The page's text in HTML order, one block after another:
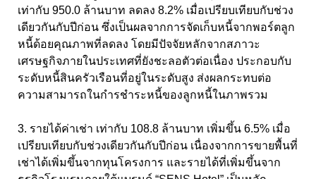
เท่ากับ 950.0 ล้านบาท ลดลง 8.2% เมื่อเปรียบเทียบกับช่วง
เดียวกันกับปีก่อน ซึ่งเป็นผลจากการจัดเก็บหนี้จากพอร์ตลูก
หนี้ด้อยคุณภาพที่ลดลง โดยมีปัจจัยหลักจากสภาวะ
เศรษฐกิจภายในประเทศที่ยังชะลอตัวต่อเนื่อง ประกอบกับ
ระดับหนี้สินครัวเรือนที่อยู่ในระดับสูง ส่งผลกระทบต่อ
ความสามารถในกำรชำระหนี้ของลูกหนี้ในภาพรวม
3. รายได้ค่าเช่า เท่ากับ 108.8 ล้านบาท เพิ่มขึ้น 6.5% เมื่อ
เปรียบเทียบกับช่วงเดียวกันกับปีก่อน เนื่องจากการขายพื้นที่
เช่าได้เพิ่มขึ้นจากทุนโครงการ และรายได้ที่เพิ่มขึ้นจาก